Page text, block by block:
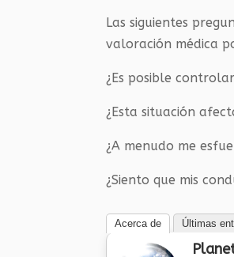
Las siguientes
valoración médica
¿Es posible
¿Esta situación
¿A menudo me
¿Siento que mis
Acerca de Últimas